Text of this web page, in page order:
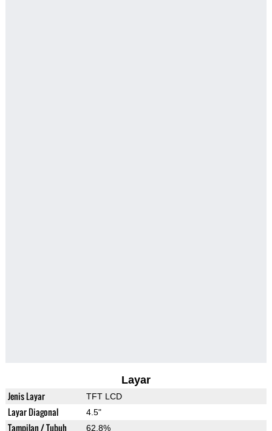
Layar
Jenis Layar TFT LCD
Layar Diagonal 4.5"
Tampilan / Tubuh 62.8%